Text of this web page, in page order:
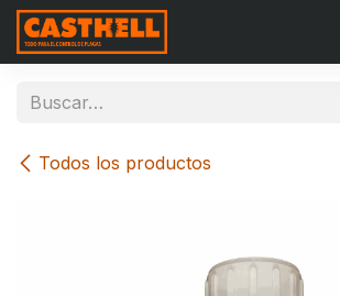
Ir al contenido
Todos los productos